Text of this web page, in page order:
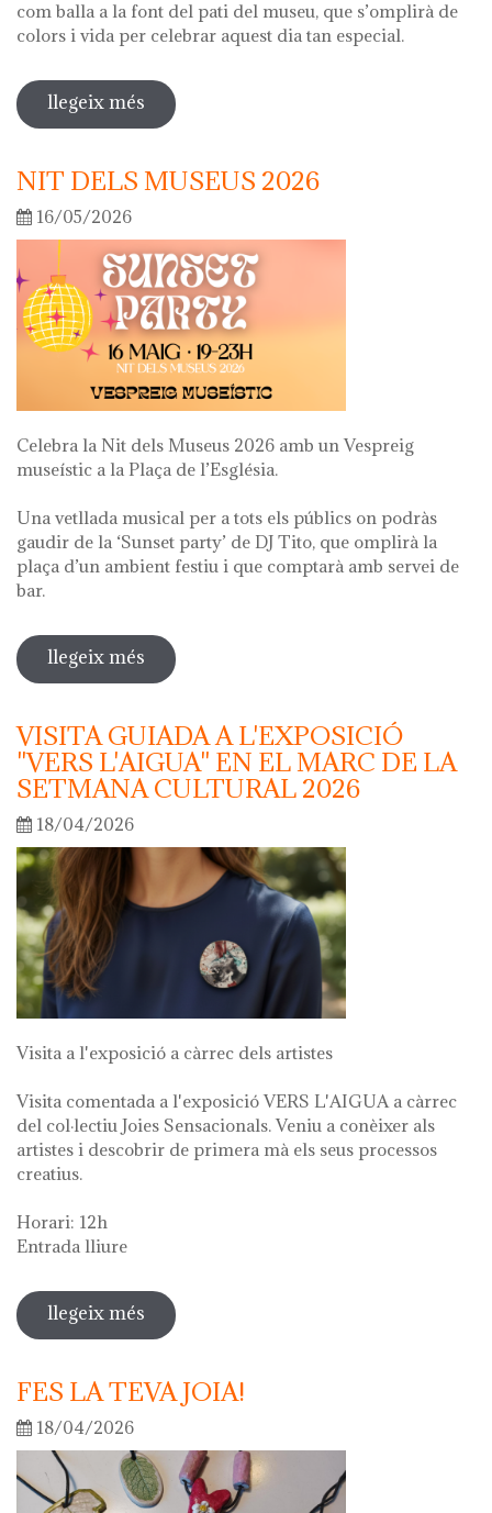
com balla a la font del pati del museu, que s’omplirà de
colors i vida per celebrar aquest dia tan especial.
llegeix més sobre diada de la flor
NIT DELS MUSEUS 2026
16/05/2026
Celebra la Nit dels Museus 2026 amb un Vespreig
museístic a la Plaça de l’Església.
Una vetllada musical per a tots els públics on podràs
gaudir de la ‘Sunset party’ de DJ Tito, que omplirà la
plaça d’un ambient festiu i que comptarà amb servei de
bar.
llegeix més sobre nit dels museus 2026
VISITA GUIADA A L'EXPOSICIÓ
"VERS L'AIGUA" EN EL MARC DE LA
SETMANA CULTURAL 2026
18/04/2026
Visita a l'exposició a càrrec dels artistes
Visita comentada a l'exposició VERS L'AIGUA a càrrec
del col·lectiu Joies Sensacionals. Veniu a conèixer als
artistes i descobrir de primera mà els seus processos
creatius.
Horari: 12h
Entrada lliure
llegeix més sobre visita guiada a l'exposició "vers
l'aigua" en el marc de la setmana
FES LA TEVA JOIA!
18/04/2026